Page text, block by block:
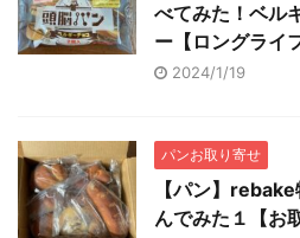
べてみた！ベル
ー【ロングライフ
2024/1/19
パンお取り寄せ
【パン】
んでみた１【お